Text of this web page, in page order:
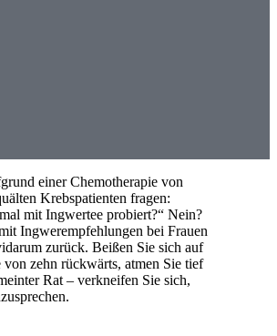
einer Chemotherapie von
Krebspatienten fragen:
mit Ingwertee probiert?“ Nein?
Ingwerempfehlungen bei Frauen
zurück. Beißen Sie sich auf
zehn rückwärts, atmen Sie tief
Rat – verkneifen Sie sich,